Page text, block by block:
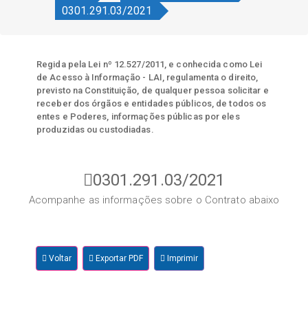
0301.291.03/2021
Regida pela Lei nº 12.527/2011, e conhecida como Lei
de Acesso à Informação - LAI, regulamenta o direito,
previsto na Constituição, de qualquer pessoa solicitar e
receber dos órgãos e entidades públicos, de todos os
entes e Poderes, informações públicas por eles
produzidas ou custodiadas.
0301.291.03/2021
Acompanhe as informações sobre o Contrato abaixo
Voltar Exportar PDF Imprimir